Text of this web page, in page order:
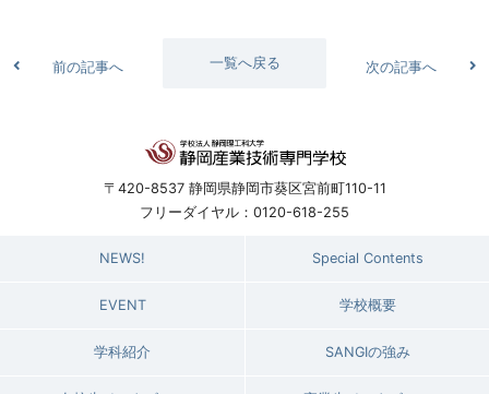
前の記事へ 次の記事へ
一覧へ戻る
〒420-8537 静岡県静岡市葵区宮前町110-11
フリーダイヤル：0120-618-255
NEWS! Special Contents
EVENT 学校概要
学科紹介 SANGIの強み